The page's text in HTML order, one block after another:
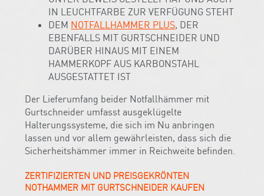
IN LEUCHTFARBE ZUR VERFÜGUNG STEHT
DEM NOTFALLHAMMER PLUS, DER
EBENFALLS MIT GURTSCHNEIDER UND
DARÜBER HINAUS MIT EINEM
HAMMERKOPF AUS KARBONSTAHL
AUSGESTATTET IST
Der Lieferumfang beider Notfallhämmer mit
Gurtschneider umfasst ausgeklügelte
Halterungssysteme, die sich im Nu anbringen
lassen und vor allem gewährleisten, dass sich die
Sicherheitshämmer immer in Reichweite befinden.
ZERTIFIZIERTEN UND PREISGEKRÖNTEN
NOTHAMMER MIT GURTSCHNEIDER KAUFEN